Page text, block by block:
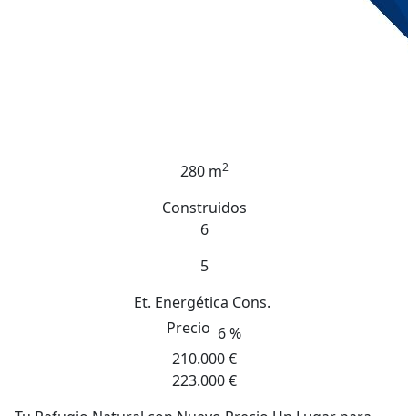
280 m2
Construidos
6
5
Et. Energética Cons.
Precio 6 %
210.000 €
223.000 €